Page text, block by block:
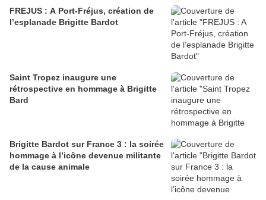
FREJUS : A Port-Fréjus, création de
l’esplanade Brigitte Bardot
Saint Tropez inaugure une
rétrospective en hommage à Brigitte
Bard
Brigitte Bardot sur France 3 : la soirée
hommage à l’icône devenue militante
de la cause animale